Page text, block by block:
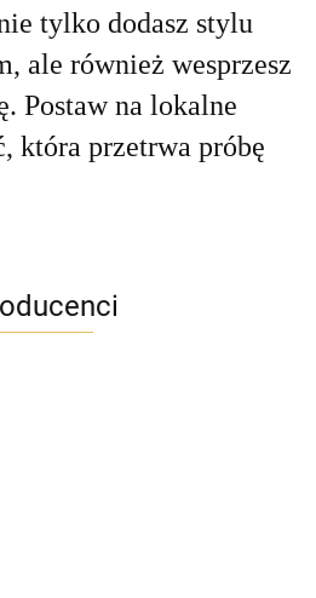
tylko dodasz stylu
ale również wesprzesz
Postaw na lokalne
która przetrwa próbę